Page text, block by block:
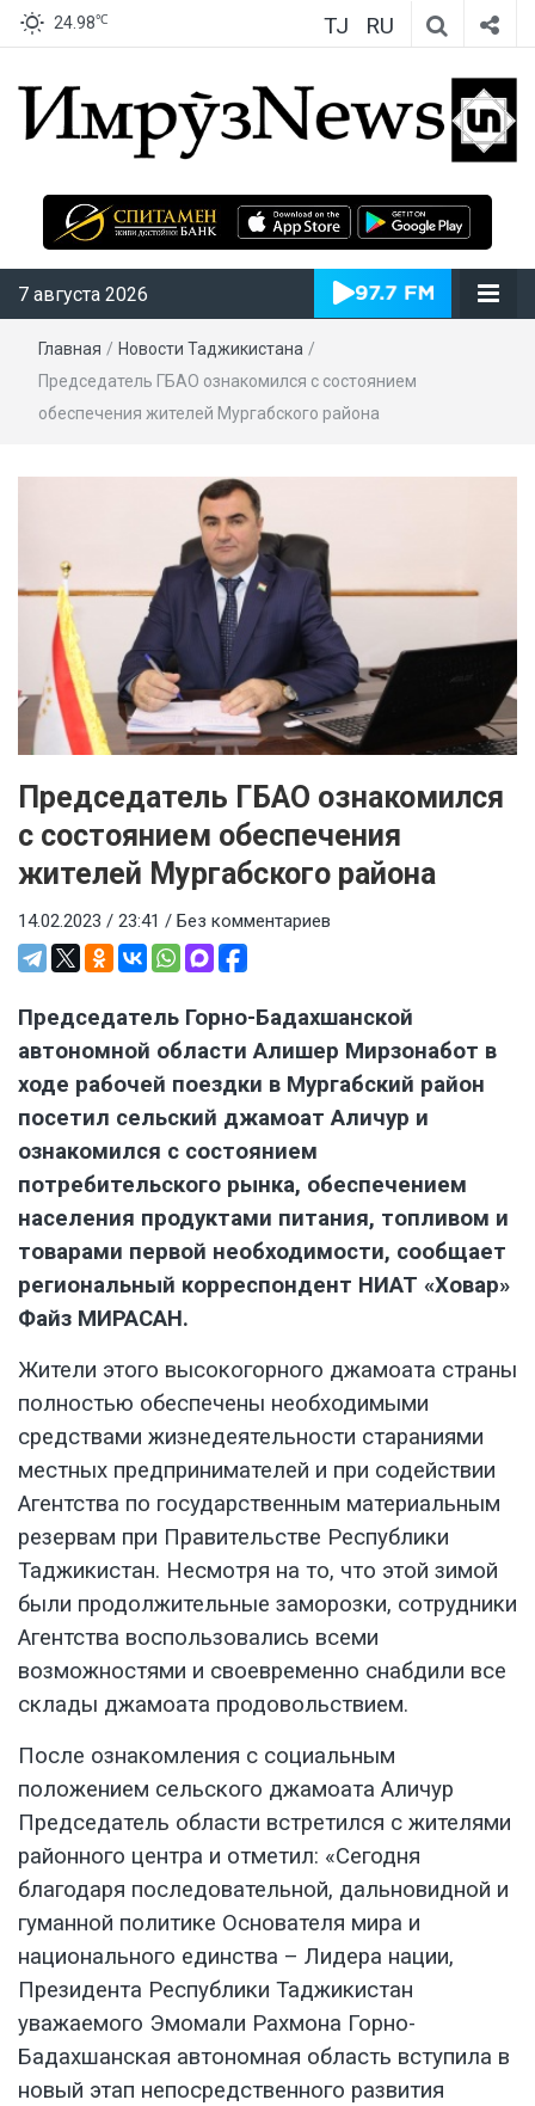
24.98℃ TJ RU
ИмрӯзNews
7 августа 2026
Главная / Новости Таджикистана /
Председатель ГБАО ознакомился с состоянием
обеспечения жителей Мургабского района
Председатель ГБАО ознакомился
с состоянием обеспечения
жителей Мургабского района
14.02.2023 / 23:41 / Без комментариев
Председатель Горно-Бадахшанской
автономной области Алишер Мирзонабот в
ходе рабочей поездки в Мургабский район
посетил сельский джамоат Аличур и
ознакомился с состоянием
потребительского рынка, обеспечением
населения продуктами питания, топливом и
товарами первой необходимости, сообщает
региональный корреспондент НИАТ «Ховар»
Файз МИРАСАН.
Жители этого высокогорного джамоата страны
полностью обеспечены необходимыми
средствами жизнедеятельности стараниями
местных предпринимателей и при содействии
Агентства по государственным материальным
резервам при Правительстве Республики
Таджикистан. Несмотря на то, что этой зимой
были продолжительные заморозки, сотрудники
Агентства воспользовались всеми
возможностями и своевременно снабдили все
склады джамоата продовольствием.
После ознакомления с социальным
положением сельского джамоата Аличур
Председатель области встретился с жителями
районного центра и отметил: «Сегодня
благодаря последовательной, дальновидной и
гуманной политике Основателя мира и
национального единства – Лидера нации,
Президента Республики Таджикистан
уважаемого Эмомали Рахмона Горно-
Бадахшанская автономная область вступила в
новый этап непосредственного развития